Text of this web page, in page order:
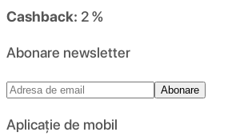
Cashback: 2 %
Abonare newsletter
Abonare
Aplicație de mobil